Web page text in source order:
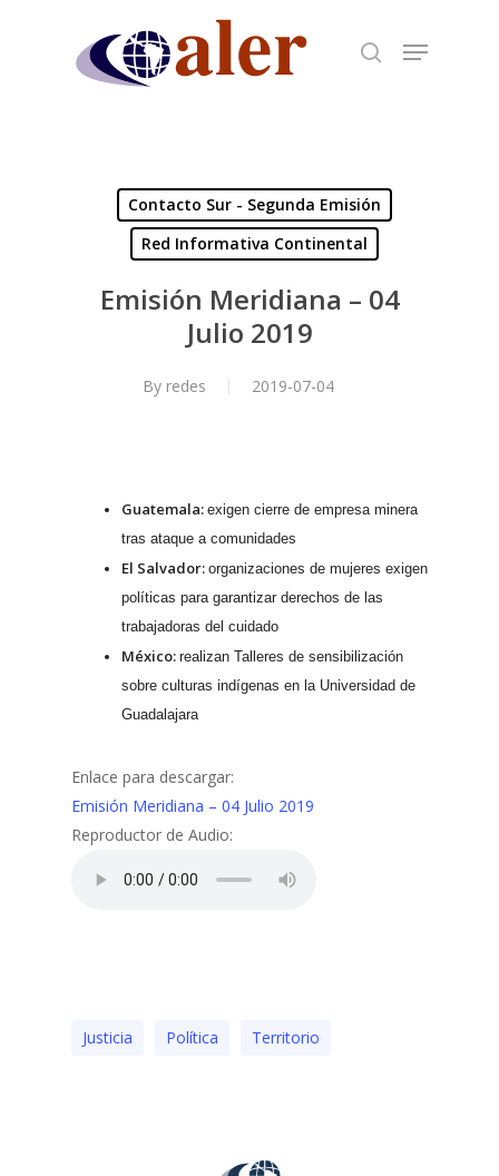
Contacto Sur - Segunda Emisión
Red Informativa Continental
Emisión Meridiana – 04
Julio 2019
By redes 2019-07-04
Guatemala: exigen cierre de empresa minera
tras ataque a comunidades
El Salvador: organizaciones de mujeres exigen
políticas para garantizar derechos de las
trabajadoras del cuidado
México: realizan Talleres de sensibilización
sobre culturas indígenas en la Universidad de
Guadalajara
Enlace para descargar:
Emisión Meridiana – 04 Julio 2019
Reproductor de Audio:
Justicia Polí­tica Territorio